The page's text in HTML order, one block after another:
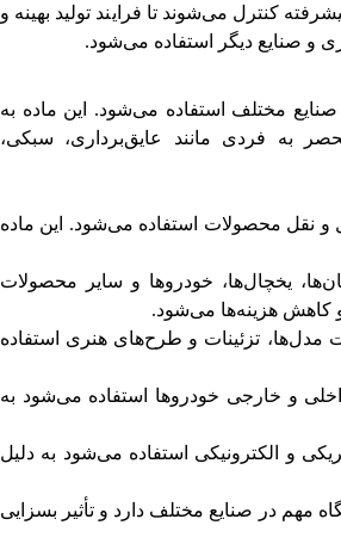
کنترل می‌شوند تا فرایند تولید بهینه و
و صنایع دیگر استفاده می‌شود.
مختلف استفاده می‌شود. این ماده به
به فردی مانند عایق‌برداری، سبکی،
نقل محصولات استفاده می‌شود. این ماده
یخچال‌ها، خودروها و سایر محصولات
کاهش هزینه‌ها می‌شود.
مدل‌ها، تزئینات و طرح‌های هنری استفاده
و خارجی خودروها استفاده می‌شود به
و الکترونیکی استفاده می‌شود به دلیل
مهم در صنایع مختلف دارد و تأثیر بسزایی